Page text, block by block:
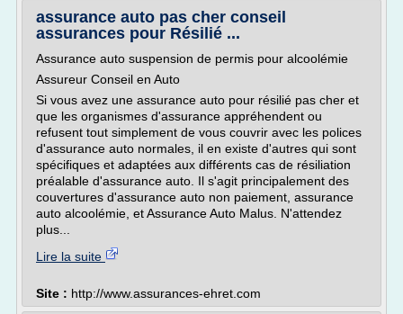
assurance auto pas cher conseil
assurances pour Résilié ...
Assurance auto suspension de permis pour alcoolémie
Assureur Conseil en Auto
Si vous avez une assurance auto pour résilié pas cher et
que les organismes d'assurance appréhendent ou
refusent tout simplement de vous couvrir avec les polices
d'assurance auto normales, il en existe d'autres qui sont
spécifiques et adaptées aux différents cas de résiliation
préalable d'assurance auto. Il s'agit principalement des
couvertures d'assurance auto non paiement, assurance
auto alcoolémie, et Assurance Auto Malus. N'attendez
plus...
Lire la suite
Site : http://www.assurances-ehret.com